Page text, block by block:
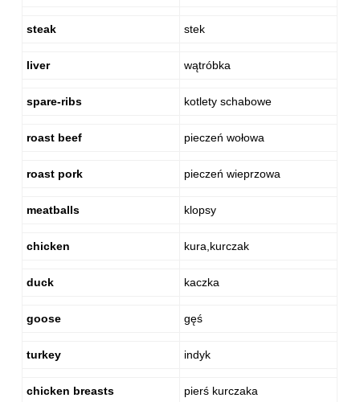
steak stek
liver wątróbka
spare-ribs kotlety schabowe
roast beef pieczeń wołowa
roast pork pieczeń wieprzowa
meatballs klopsy
chicken kura,kurczak
duck kaczka
goose gęś
turkey indyk
chicken breasts pierś kurczaka